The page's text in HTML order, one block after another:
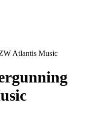
Atlantis Music